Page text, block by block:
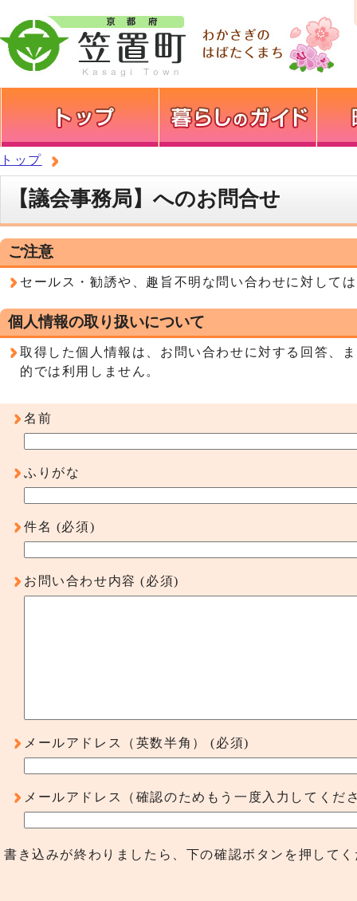
トップ
【議会事務局】へのお問合せ
ご注意
セールス・勧誘や、趣旨不明な問い合わせに対して
個人情報の取り扱いについて
取得した個人情報は、お問い合わせに対する回答、
的では利用しません。
名前
ふりがな
件名 (必須)
お問い合わせ内容 (必須)
メールアドレス（英数半角） (必須)
メールアドレス（確認のためもう一度入力してくだ
書き込みが終わりましたら、下の確認ボタンを押して